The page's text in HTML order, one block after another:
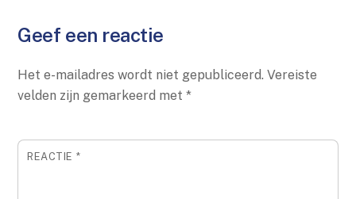
Geef een reactie
Het e-mailadres wordt niet gepubliceerd. Vereiste
velden zijn gemarkeerd met*
REACTIE *